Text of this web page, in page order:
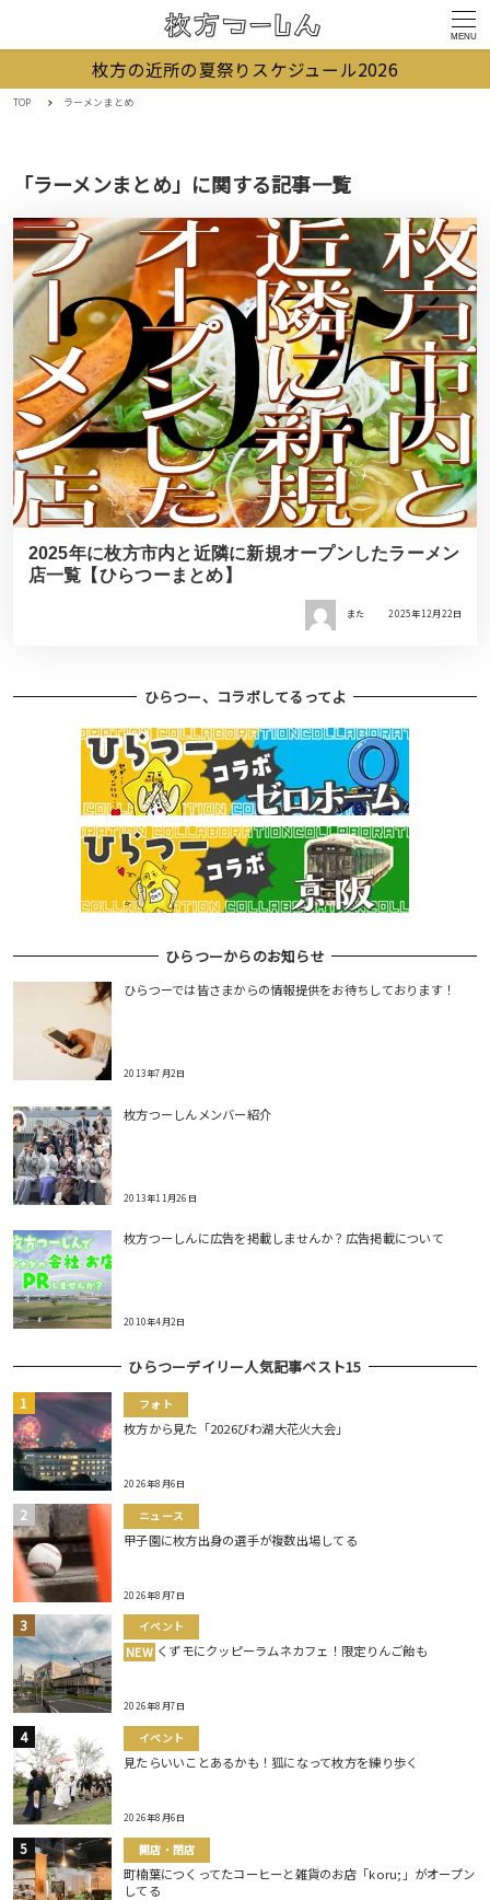
MENU
枚方の近所の夏祭りスケジュール2026
TOP ラーメンまとめ
「ラーメンまとめ」に関する記事一覧
2025年に枚方市内と近隣に新規オープンしたラーメン
店一覧【ひらつーまとめ】
また 2025年12月22日
ひらつー、コラボしてるってよ
ひらつーからのお知らせ
ひらつーでは皆さまからの情報提供をお待ちしております！
2013年7月2日
枚方つーしんメンバー紹介
2013年11月26日
枚方つーしんに広告を掲載しませんか？広告掲載について
2010年4月2日
ひらつーデイリー人気記事ベスト15
フォト
枚方から見た「2026びわ湖大花火大会」
2026年8月6日
ニュース
甲子園に枚方出身の選手が複数出場してる
2026年8月7日
イベント
NEW くずモにクッピーラムネカフェ！限定りんご飴も
2026年8月7日
イベント
見たらいいことあるかも！狐になって枚方を練り歩く
2026年8月6日
開店・閉店
町楠葉につくってたコーヒーと雑貨のお店「koru;」がオープン
してる